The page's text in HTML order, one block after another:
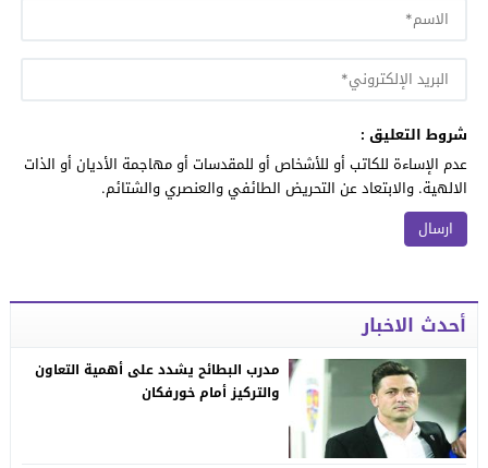
شروط التعليق :
عدم الإساءة للكاتب أو للأشخاص أو للمقدسات أو مهاجمة الأديان أو الذات
الالهية. والابتعاد عن التحريض الطائفي والعنصري والشتائم.
أحدث الاخبار
مدرب البطائح يشدد على أهمية التعاون
والتركيز أمام خورفكان